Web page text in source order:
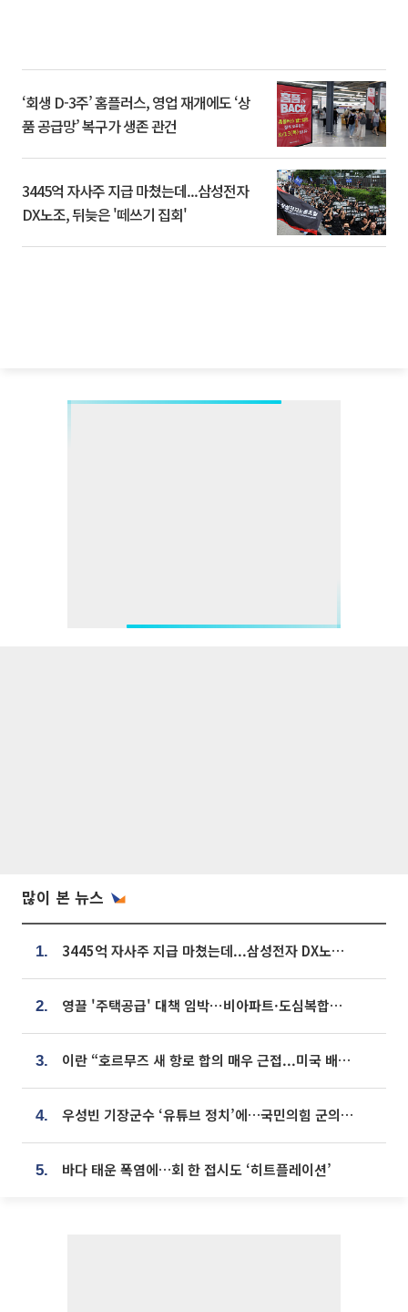
‘회생 D-3주’ 홈플러스, 영업 재개에도 ‘상
품 공급망’ 복구가 생존 관건
3445억 자사주 지급 마쳤는데...삼성전자
DX노조, 뒤늦은 '떼쓰기 집회'
많이 본 뉴스
1. 3445억 자사주 지급 마쳤는데...삼성전자 DX노조, 뒤늦은 '떼쓰기 집회'
2. 영끌 '주택공급' 대책 임박⋯비아파트·도심복합까지 총동원
3. 이란 “호르무즈 새 항로 합의 매우 근접...미국 배상 먼저”
4. 우성빈 기장군수 ‘유튜브 정치’에…국민의힘 군의원들 집단 반발
5. 바다 태운 폭염에…회 한 접시도 ‘히트플레이션’